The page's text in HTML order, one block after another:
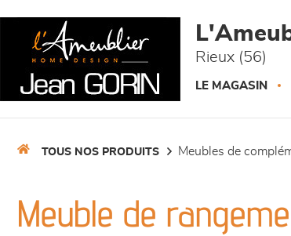
Rieux (56)
LE MAGASIN
TOUS NOS PRODUITS meubles de
Meuble de